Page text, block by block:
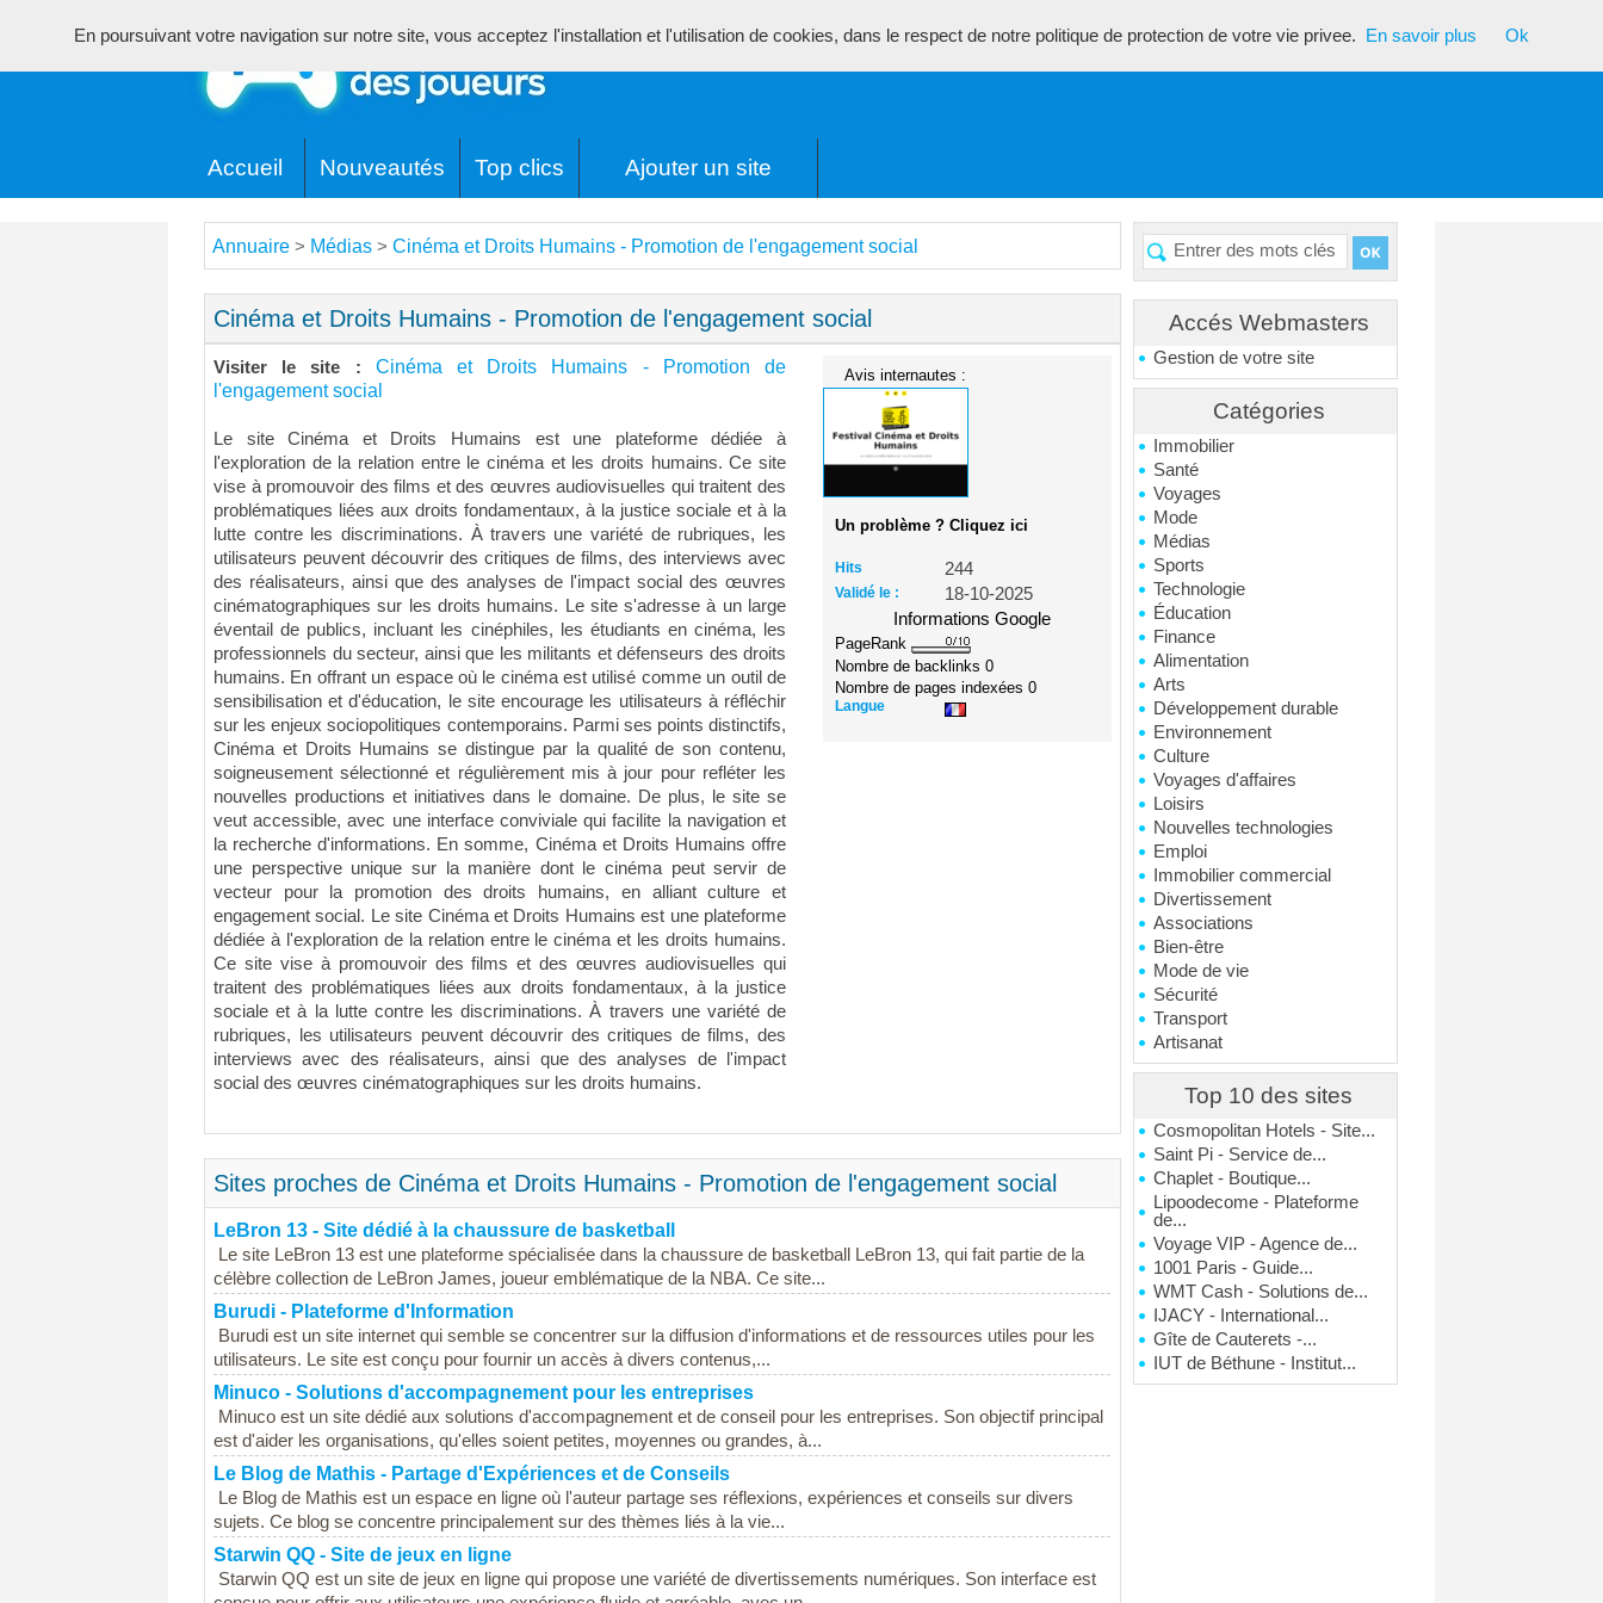
Accueil Nouveautés Top clics Ajouter un site
Accés Webmasters
Gestion de votre site
Catégories
Immobilier
Santé
Voyages
Mode
Médias
Sports
Technologie
Éducation
Finance
Alimentation
Arts
Développement durable
Environnement
Culture
Voyages d'affaires
Loisirs
Nouvelles technologies
Emploi
Immobilier commercial
Divertissement
Associations
Bien-être
Mode de vie
Sécurité
Transport
Artisanat
Top 10 des sites
Cosmopolitan Hotels - Site...
Saint Pi - Service de...
Chaplet - Boutique...
Lipoodecome - Plateforme
de...
Voyage VIP - Agence de...
1001 Paris - Guide...
WMT Cash - Solutions de...
IJACY - International...
Gîte de Cauterets -...
IUT de Béthune - Institut...
Annuaire > Médias > Cinéma et Droits Humains - Promotion de l'engagement social
Cinéma et Droits Humains - Promotion de l'engagement social
Visiter le site : Cinéma et Droits Humains - Promotion de
l'engagement social
Le site Cinéma et Droits Humains est une plateforme dédiée à
l'exploration de la relation entre le cinéma et les droits humains. Ce site
vise à promouvoir des films et des œuvres audiovisuelles qui traitent des
problématiques liées aux droits fondamentaux, à la justice sociale et à la
lutte contre les discriminations. À travers une variété de rubriques, les
utilisateurs peuvent découvrir des critiques de films, des interviews avec
des réalisateurs, ainsi que des analyses de l'impact social des œuvres
cinématographiques sur les droits humains. Le site s'adresse à un large
éventail de publics, incluant les cinéphiles, les étudiants en cinéma, les
professionnels du secteur, ainsi que les militants et défenseurs des droits
humains. En offrant un espace où le cinéma est utilisé comme un outil de
sensibilisation et d'éducation, le site encourage les utilisateurs à réfléchir
sur les enjeux sociopolitiques contemporains. Parmi ses points distinctifs,
Cinéma et Droits Humains se distingue par la qualité de son contenu,
soigneusement sélectionné et régulièrement mis à jour pour refléter les
nouvelles productions et initiatives dans le domaine. De plus, le site se
veut accessible, avec une interface conviviale qui facilite la navigation et
la recherche d'informations. En somme, Cinéma et Droits Humains offre
une perspective unique sur la manière dont le cinéma peut servir de
vecteur pour la promotion des droits humains, en alliant culture et
engagement social. Le site Cinéma et Droits Humains est une plateforme
dédiée à l'exploration de la relation entre le cinéma et les droits humains.
Ce site vise à promouvoir des films et des œuvres audiovisuelles qui
traitent des problématiques liées aux droits fondamentaux, à la justice
sociale et à la lutte contre les discriminations. À travers une variété de
rubriques, les utilisateurs peuvent découvrir des critiques de films, des
interviews avec des réalisateurs, ainsi que des analyses de l'impact
social des œuvres cinématographiques sur les droits humains.
Avis internautes :
Un problème ? Cliquez ici
Hits 244
Validé le :
18-10-2025
Informations Google
PageRank
Nombre de backlinks0
Nombre de pages indexées0
Langue
Sites proches de Cinéma et Droits Humains - Promotion de l'engagement social
LeBron 13 - Site dédié à la chaussure de basketball
Le site LeBron 13 est une plateforme spécialisée dans la chaussure de basketball LeBron 13, qui fait partie de la
célèbre collection de LeBron James, joueur emblématique de la NBA. Ce site...
Burudi - Plateforme d'Information
Burudi est un site internet qui semble se concentrer sur la diffusion d'informations et de ressources utiles pour les
utilisateurs. Le site est conçu pour fournir un accès à divers contenus,...
Minuco - Solutions d'accompagnement pour les entreprises
Minuco est un site dédié aux solutions d'accompagnement et de conseil pour les entreprises. Son objectif principal
est d'aider les organisations, qu'elles soient petites, moyennes ou grandes, à...
Le Blog de Mathis - Partage d'Expériences et de Conseils
Le Blog de Mathis est un espace en ligne où l'auteur partage ses réflexions, expériences et conseils sur divers
sujets. Ce blog se concentre principalement sur des thèmes liés à la vie...
Starwin QQ - Site de jeux en ligne
Starwin QQ est un site de jeux en ligne qui propose une variété de divertissements numériques. Son interface est
En poursuivant votre navigation sur notre site, vous acceptez l'installation et l'utilisation de cookies, dans le respect de notre politique de protection de votre vie privee. En savoir plus Ok